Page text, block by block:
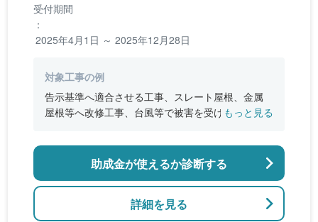
受付期間
：
2025年4月1日 ～ 2025年12月28日
対象工事の例
告示基準へ適合させる工事、スレート屋根、金属
屋根等へ改修工事、台風等で被害を受けた住宅の
もっと見る
詳細を見る
助成金が使えるか診断する